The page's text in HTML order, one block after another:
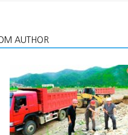
AUTHOR